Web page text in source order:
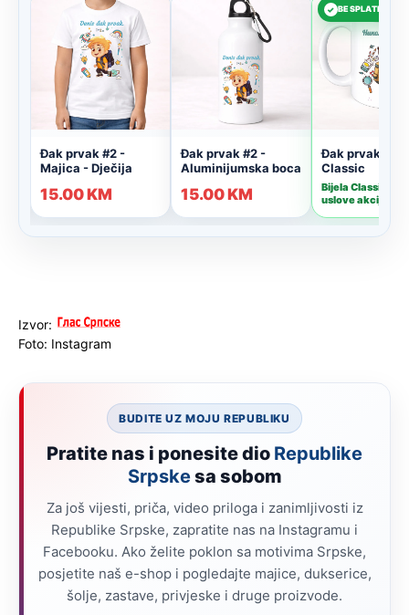
Izvor:
Foto: Instagram
BUDITE UZ MOJU REPUBLIKU
Pratite nas i ponesite dio Republike
Srpskesa sobom
Za još vijesti, priča, video priloga i zanimljivosti iz
Republike Srpske, zapratite nas na Instagramu i
Facebooku. Ako želite poklon sa motivima Srpske,
posjetite naš e-shop i pogledajte majice, dukserice,
šolje, zastave, privjeske i druge proizvode.